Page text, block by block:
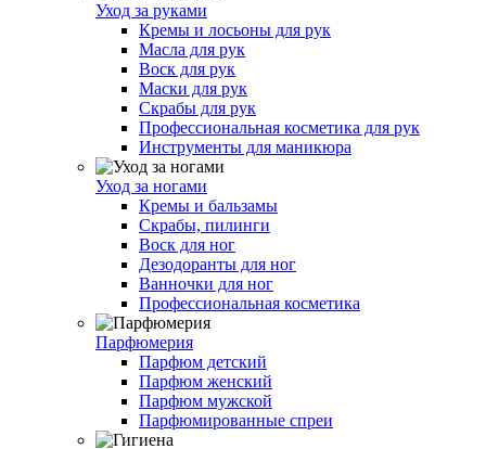
Уход за руками
Кремы и лосьоны для рук
Масла для рук
Воск для рук
Маски для рук
Скрабы для рук
Профессиональная косметика для рук
Инструменты для маникюра
Уход за ногами
Кремы и бальзамы
Скрабы, пилинги
Воск для ног
Дезодоранты для ног
Ванночки для ног
Профессиональная косметика
Парфюмерия
Парфюм детский
Парфюм женский
Парфюм мужской
Парфюмированные спреи